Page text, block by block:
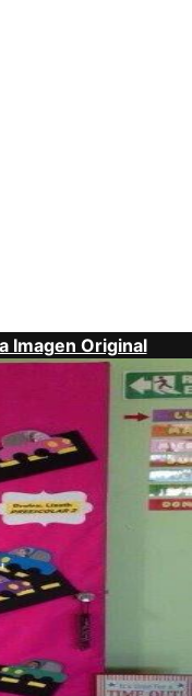
Imagen Original